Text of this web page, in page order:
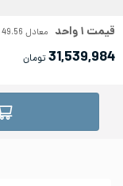
قیمت ۱واحد معادل 49.56
31,539,984تومان